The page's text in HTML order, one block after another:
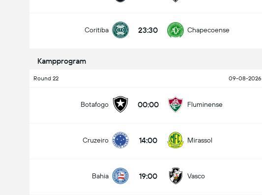
Coritiba 23:30 Chapecoense
Kampprogram
Round 22 09-08-2026
Botafogo 00:00 Fluminense
Cruzeiro 14:00 Mirassol
Bahia 19:00 Vasco